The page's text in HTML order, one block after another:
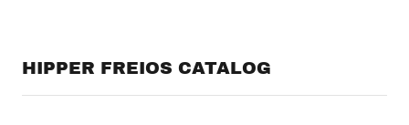
HIPPER FREIOS CATALOG